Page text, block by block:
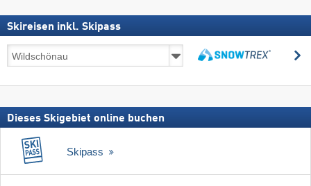
Skireisen inkl. Skipass
Skireisen
inkl.
Dieses Skigebiet online buchen
Skipass